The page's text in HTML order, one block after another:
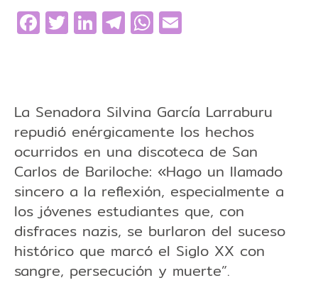
Facebook
Twitter
LinkedIn
Telegram
WhatsApp
La Senadora Silvina García Larraburu
repudió enérgicamente los hechos
ocurridos en una discoteca de San
Carlos de Bariloche: «Hago un llamado
sincero a la reflexión, especialmente a
los jóvenes estudiantes que, con
disfraces nazis, se burlaron del suceso
histórico que marcó el Siglo XX con
sangre, persecución y muerte”.